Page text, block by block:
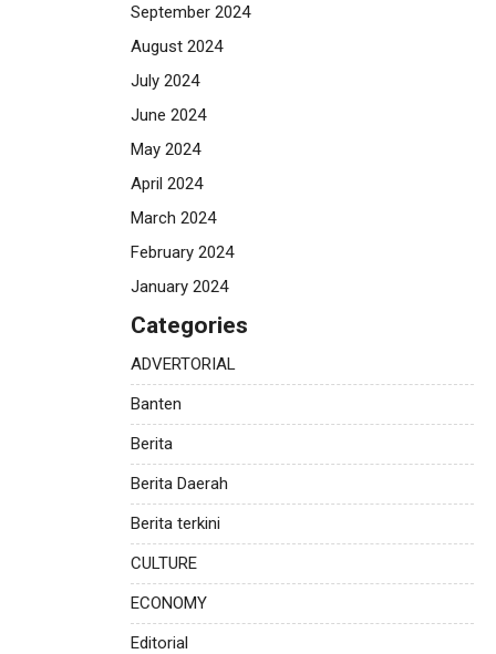
September 2024
August 2024
July 2024
June 2024
May 2024
April 2024
March 2024
February 2024
January 2024
Categories
ADVERTORIAL
Banten
Berita
Berita Daerah
Berita terkini
CULTURE
ECONOMY
Editorial